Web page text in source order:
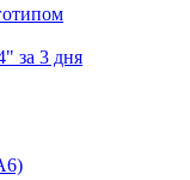
за 3 дня